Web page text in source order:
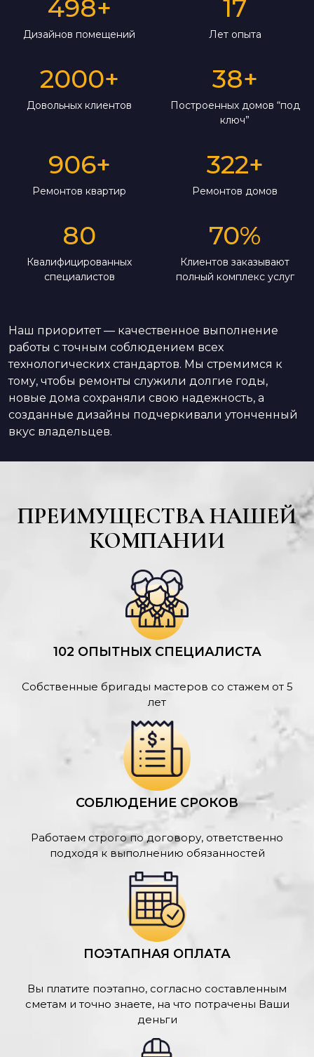
498+
Дизайнов помещений
17
Лет опыта
2000+
Довольных клиентов
38+
Построенных домов “под
ключ”
906+
Ремонтов квартир
322+
Ремонтов домов
80
Квалифицированных
специалистов
70%
Клиентов заказывают
полный комплекс услуг
Наш приоритет — качественное выполнение
работы с точным соблюдением всех
технологических стандартов. Мы стремимся к
тому, чтобы ремонты служили долгие годы,
новые дома сохраняли свою надежность, а
созданные дизайны подчеркивали утонченный
вкус владельцев.
ПРЕИМУЩЕСТВА НАШЕЙ
КОМПАНИИ
102 ОПЫТНЫХ СПЕЦИАЛИСТА
Собственные бригады мастеров со стажем от 5
лет
СОБЛЮДЕНИЕ СРОКОВ
Работаем строго по договору, ответственно
подходя к выполнению обязанностей
ПОЭТАПНАЯ ОПЛАТА
Вы платите поэтапно, согласно составленным
сметам и точно знаете, на что потрачены Ваши
деньги